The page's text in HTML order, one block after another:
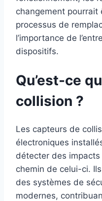
changement pourrait
processus de
l’importance de
dispositifs.
Qu’est-ce
collision ?
Les capteurs de
électroniques
détecter des
chemin de celui-ci.
des systèmes de
modernes,